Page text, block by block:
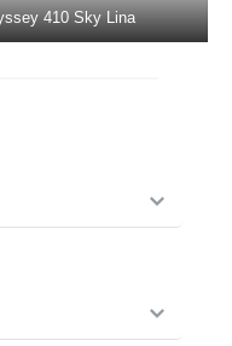
Filyos in
in Marmaris in
410 Sky Lina